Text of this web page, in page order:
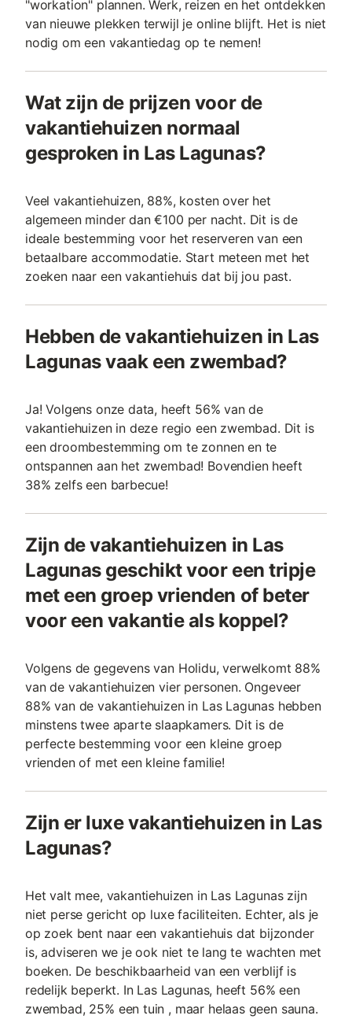
"workation" plannen. Werk, reizen en het ontdekken
van nieuwe plekken terwijl je online blijft. Het is niet
nodig om een vakantiedag op te nemen!
Wat zijn de prijzen voor de
vakantiehuizen normaal
gesproken in Las Lagunas?
Veel vakantiehuizen, 88%, kosten over het
algemeen minder dan €100 per nacht. Dit is de
ideale bestemming voor het reserveren van een
betaalbare accommodatie. Start meteen met het
zoeken naar een vakantiehuis dat bij jou past.
Hebben de vakantiehuizen in Las
Lagunas vaak een zwembad?
Ja! Volgens onze data, heeft 56% van de
vakantiehuizen in deze regio een zwembad. Dit is
een droombestemming om te zonnen en te
ontspannen aan het zwembad! Bovendien heeft
38% zelfs een barbecue!
Zijn de vakantiehuizen in Las
Lagunas geschikt voor een tripje
met een groep vrienden of beter
voor een vakantie als koppel?
Volgens de gegevens van Holidu, verwelkomt 88%
van de vakantiehuizen vier personen. Ongeveer
88% van de vakantiehuizen in Las Lagunas hebben
minstens twee aparte slaapkamers. Dit is de
perfecte bestemming voor een kleine groep
vrienden of met een kleine familie!
Zijn er luxe vakantiehuizen in Las
Lagunas?
Het valt mee, vakantiehuizen in Las Lagunas zijn
niet perse gericht op luxe faciliteiten. Echter, als je
op zoek bent naar een vakantiehuis dat bijzonder
is, adviseren we je ook niet te lang te wachten met
boeken. De beschikbaarheid van een verblijf is
redelijk beperkt. In Las Lagunas, heeft 56% een
zwembad, 25% een tuin , maar helaas geen sauna.